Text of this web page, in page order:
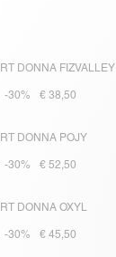
DONNA FIZVALLEY
-30% € 38,50
DONNA POJY
-30% € 52,50
DONNA OXYL
-30% € 45,50